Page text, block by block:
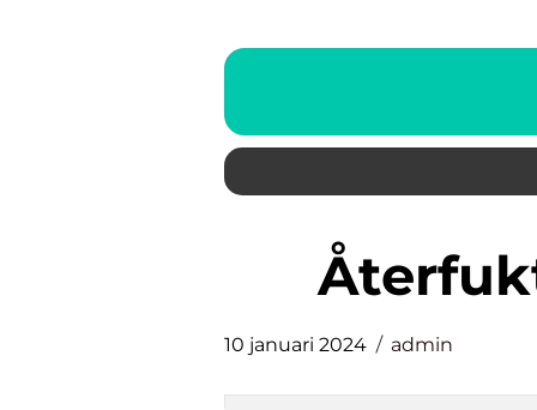
10 januari 2024 admin